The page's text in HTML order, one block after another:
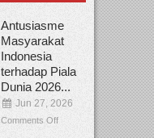
Antusiasme
Masyarakat
Indonesia
terhadap Piala
Dunia 2026...
Jun 27, 2026
Comments Off